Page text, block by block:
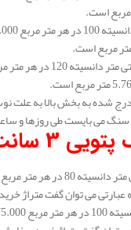
شده به بخش بالا به علت
سنگ می بایست طی روزها و
3 سانت